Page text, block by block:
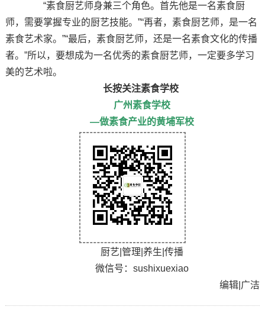
“素食厨艺师身兼三个角色。首先他是一名素食厨
师，需要掌握专业的厨艺技能。”“再者，素食厨艺师，是一名
素食艺术家。”“最后，素食厨艺师，还是一名素食文化的传播
者。”所以，要想成为一名优秀的素食厨艺师，一定要多学习
美的艺术啦。
长按关注素食学校
广州素食学校
—做素食产业的黄埔军校
厨艺|管理|养生|传播
微信号：sushixuexiao
编辑|广洁